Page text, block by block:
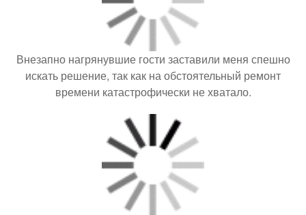
Внезапно нагрянувшие гости заставили меня спешно
искать решение, так как на обстоятельный ремонт
времени катастрофически не хватало.